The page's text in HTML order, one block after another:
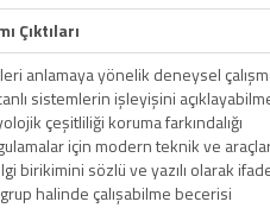
Çıktıları
anlamaya yönelik deneysel
sistemlerin işleyişini
çeşitliliği koruma farkındalığı
için modern teknik ve
birikimini sözlü ve yazılı olarak
halinde çalışabilme becerisi